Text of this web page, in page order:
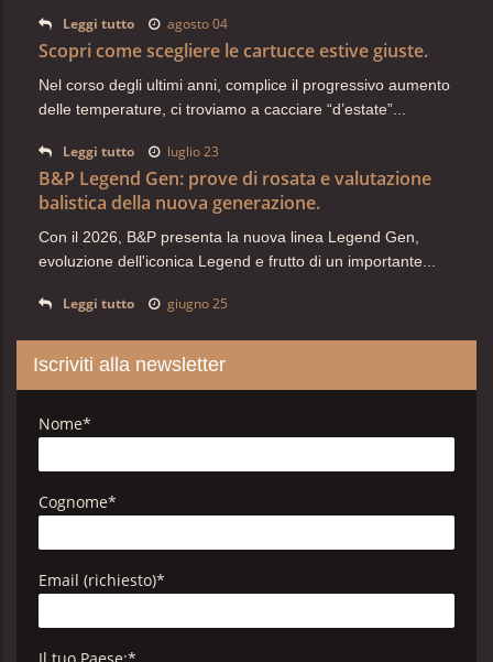
Leggi tutto agosto 04
Scopri come scegliere le cartucce estive giuste.
Nel corso degli ultimi anni, complice il progressivo aumento
delle temperature, ci troviamo a cacciare “d’estate”...
Leggi tutto luglio 23
B&P Legend Gen: prove di rosata e valutazione
balistica della nuova generazione.
Con il 2026, B&P presenta la nuova linea Legend Gen,
evoluzione dell'iconica Legend e frutto di un importante...
Leggi tutto giugno 25
Iscriviti alla newsletter
Nome*
Cognome*
Email (richiesto)*